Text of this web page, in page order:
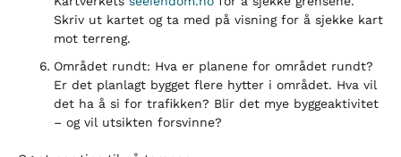
Skriv ut kartet og ta med på visning for å sjekke kart
mot terreng.
Området rundt: Hva er planene for området rundt?
Er det planlagt bygget flere hytter i området. Hva vil
det ha å si for trafikken? Blir det mye byggeaktivitet
– og vil utsikten forsvinne?